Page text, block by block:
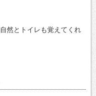
自然とトイレも覚えてくれ